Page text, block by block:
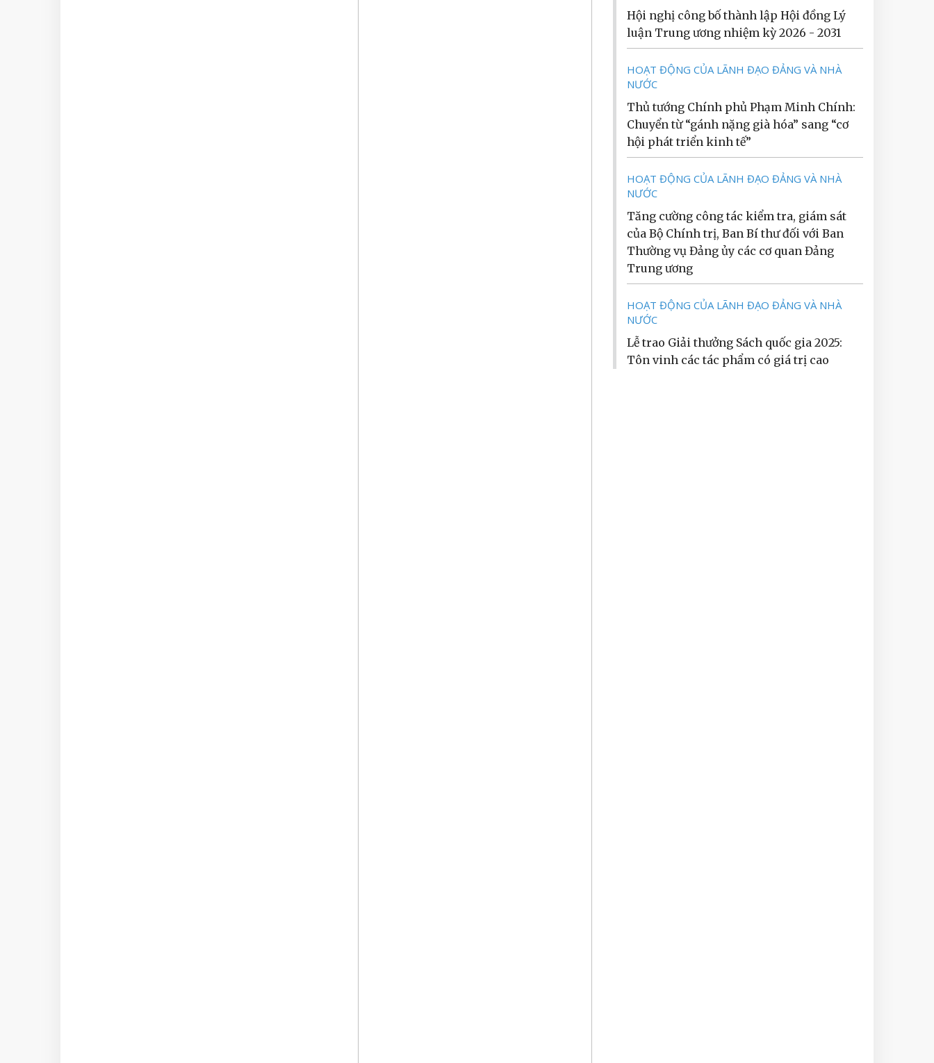
Hội nghị công bố thành lập Hội đồng Lý
luận Trung ương nhiệm kỳ 2026 - 2031
HOẠT ĐỘNG CỦA LÃNH ĐẠO ĐẢNG VÀ NHÀ
NƯỚC
Thủ tướng Chính phủ Phạm Minh Chính:
Chuyển từ “gánh nặng già hóa” sang “cơ
hội phát triển kinh tế”
HOẠT ĐỘNG CỦA LÃNH ĐẠO ĐẢNG VÀ NHÀ
NƯỚC
Tăng cường công tác kiểm tra, giám sát
của Bộ Chính trị, Ban Bí thư đối với Ban
Thường vụ Đảng ủy các cơ quan Đảng
Trung ương
HOẠT ĐỘNG CỦA LÃNH ĐẠO ĐẢNG VÀ NHÀ
NƯỚC
Lễ trao Giải thưởng Sách quốc gia 2025:
Tôn vinh các tác phẩm có giá trị cao